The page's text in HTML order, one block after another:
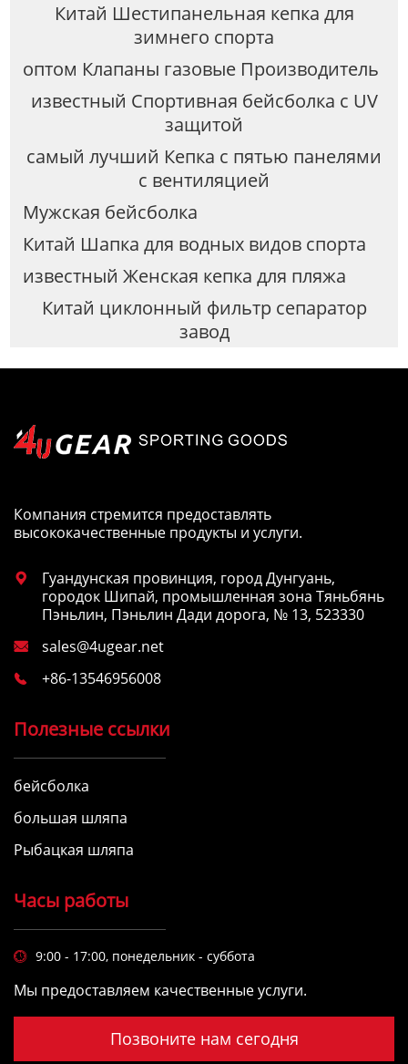
Китай Шестипанельная кепка для
зимнего спорта
оптом Клапаны газовые Производитель
известный Спортивная бейсболка с UV
защитой
самый лучший Кепка с пятью панелями
с вентиляцией
Мужская бейсболка
Китай Шапка для водных видов спорта
известный Женская кепка для пляжа
Китай циклонный фильтр сепаратор
завод
Компания стремится предоставлять
высококачественные продукты и услуги.

Гуандунская провинция, город Дунгуань,
городок Шипай, промышленная зона Тяньбянь
Пэньлин, Пэньлин Дади дорога, № 13, 523330
 sales@4ugear.net
 +86-13546956008
Полезные ссылки
бейсболка
большая шляпа
Рыбацкая шляпа
Часы работы
 9:00 - 17:00, понедельник - суббота
Мы предоставляем качественные услуги.
Позвоните нам сегодня